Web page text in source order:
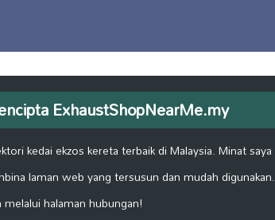
ExhaustShopNearMe.my
kedai ekzos kereta terbaik di Malaysia. Minat saya
laman web yang tersusun dan mudah digunakan.
melalui halaman hubungan!